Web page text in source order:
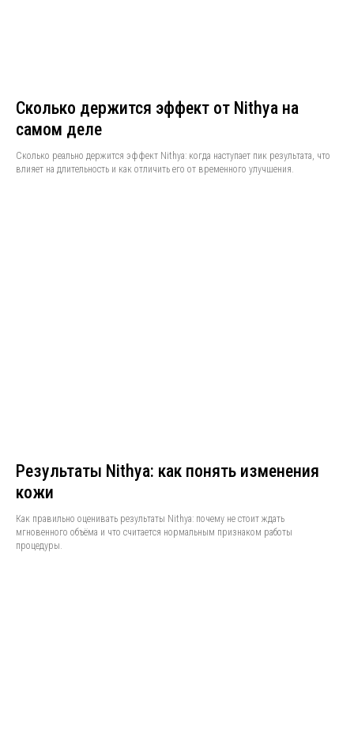
Сколько держится эффект от Nithya на
самом деле
Сколько реально держится эффект Nithya: когда наступает пик результата, что
влияет на длительность и как отличить его от временного улучшения.
Результаты Nithya: как понять изменения
кожи
Как правильно оценивать результаты Nithya: почему не стоит ждать
мгновенного объёма и что считается нормальным признаком работы
процедуры.